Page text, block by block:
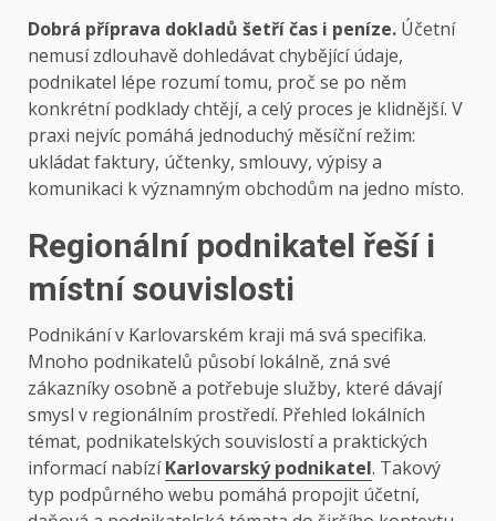
Dobrá příprava dokladů šetří čas i peníze. Účetní
nemusí zdlouhavě dohledávat chybějící údaje,
podnikatel lépe rozumí tomu, proč se po něm
konkrétní podklady chtějí, a celý proces je klidnější. V
praxi nejvíc pomáhá jednoduchý měsíční režim:
ukládat faktury, účtenky, smlouvy, výpisy a
komunikaci k významným obchodům na jedno místo.
Regionální podnikatel řeší i
místní souvislosti
Podnikání v Karlovarském kraji má svá specifika.
Mnoho podnikatelů působí lokálně, zná své
zákazníky osobně a potřebuje služby, které dávají
smysl v regionálním prostředí. Přehled lokálních
témat, podnikatelských souvislostí a praktických
informací nabízíKarlovarský podnikatel. Takový
typ podpůrného webu pomáhá propojit účetní,